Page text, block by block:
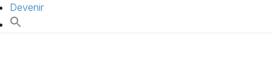
Devenir